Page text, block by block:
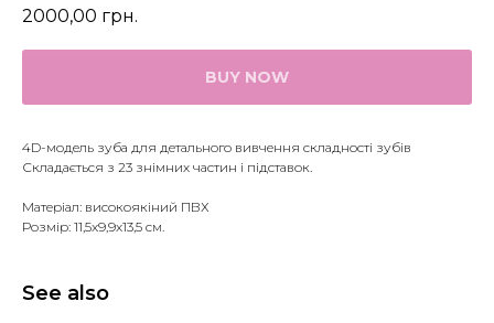
2000,00 грн.
BUY NOW
4D-модель зуба для детального вивчення складності зубів
Складається з 23 знімних частин і підставок.
Матеріал: високоякіний ПВХ
Розмір: 11,5x9,9x13,5 см.
See also